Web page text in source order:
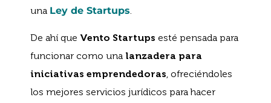
una Ley de Startups.
De ahí que Vento Startups esté pensada para
funcionar como una lanzadera para
iniciativas emprendedoras , ofreciéndoles
los mejores servicios jurídicos para hacer